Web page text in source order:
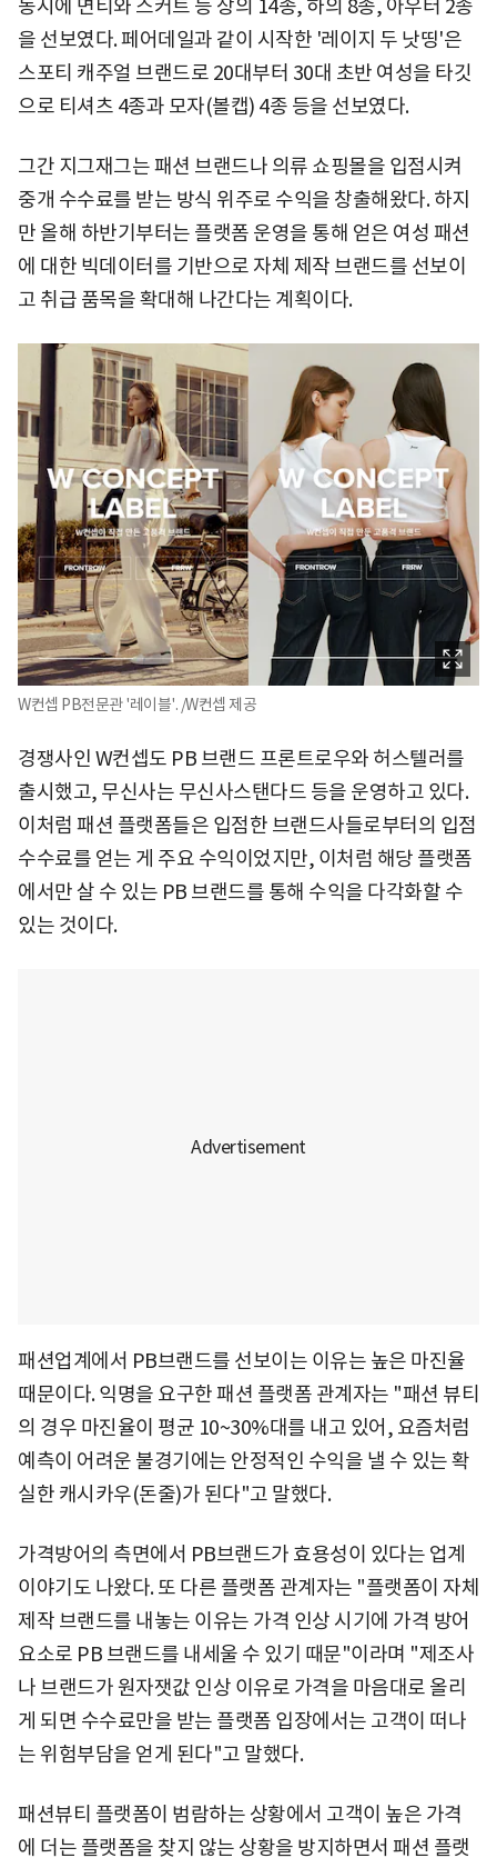
동시에 면티와 스커트 등 상의 14종, 하의 8종, 아우터 2종
을 선보였다. 페어데일과 같이 시작한 '레이지 두 낫띵'은
스포티 캐주얼 브랜드로 20대부터 30대 초반 여성을 타깃
으로 티셔츠 4종과 모자(볼캡) 4종 등을 선보였다.
그간 지그재그는 패션 브랜드나 의류 쇼핑몰을 입점시켜
중개 수수료를 받는 방식 위주로 수익을 창출해왔다. 하지
만 올해 하반기부터는 플랫폼 운영을 통해 얻은 여성 패션
에 대한 빅데이터를 기반으로 자체 제작 브랜드를 선보이
고 취급 품목을 확대해 나간다는 계획이다.
W컨셉 PB전문관 '레이블'. /W컨셉 제공
경쟁사인 W컨셉도 PB 브랜드 프론트로우와 허스텔러를
출시했고, 무신사는 무신사스탠다드 등을 운영하고 있다.
이처럼 패션 플랫폼들은 입점한 브랜드사들로부터의 입점
수수료를 얻는 게 주요 수익이었지만, 이처럼 해당 플랫폼
에서만 살 수 있는 PB 브랜드를 통해 수익을 다각화할 수
있는 것이다.
패션업계에서 PB브랜드를 선보이는 이유는 높은 마진율
때문이다. 익명을 요구한 패션 플랫폼 관계자는 "패션 뷰티
의 경우 마진율이 평균 10~30%대를 내고 있어, 요즘처럼
예측이 어려운 불경기에는 안정적인 수익을 낼 수 있는 확
실한 캐시카우(돈줄)가 된다"고 말했다.
가격방어의 측면에서 PB브랜드가 효용성이 있다는 업계
이야기도 나왔다. 또 다른 플랫폼 관계자는 "플랫폼이 자체
제작 브랜드를 내놓는 이유는 가격 인상 시기에 가격 방어
요소로 PB 브랜드를 내세울 수 있기 때문"이라며 "제조사
나 브랜드가 원자잿값 인상 이유로 가격을 마음대로 올리
게 되면 수수료만을 받는 플랫폼 입장에서는 고객이 떠나
는 위험부담을 얻게 된다"고 말했다.
패션뷰티 플랫폼이 범람하는 상황에서 고객이 높은 가격
에 더는 플랫폼을 찾지 않는 상황을 방지하면서 패션 플랫